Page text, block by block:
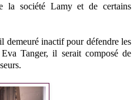
la société Lamy et de certains
demeuré inactif pour défendre les
Tanger, il serait composé de